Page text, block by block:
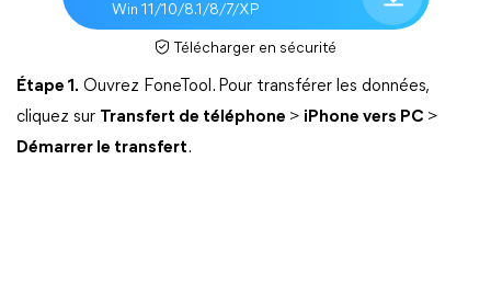
Win 11/10/8.1/8/7/XP
Télécharger en sécurité
Étape 1. Ouvrez FoneTool. Pour transférer les données,
cliquez sur Transfert de téléphone > iPhone vers PC >
Démarrer le transfert.